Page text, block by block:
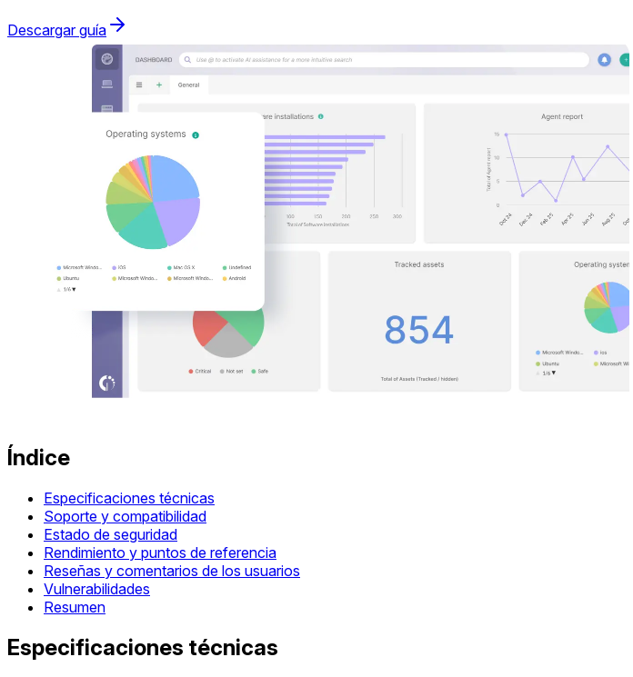
Descargar guía
Índice
Especificaciones técnicas
Soporte y compatibilidad
Estado de seguridad
Rendimiento y puntos de referencia
Reseñas y comentarios de los usuarios
Vulnerabilidades
Resumen
Especificaciones técnicas